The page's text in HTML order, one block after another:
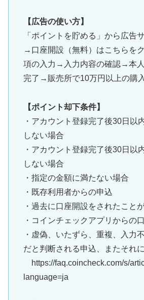
【広告の使い方】
「ポイントを貯める」から広告
→口座開設（無料）はこちらを
項の入力→入力内容の確認→本
完了→販売所で10万円以上の購
【ポイント却下条件】
・アカウント登録完了後30日以
しない場合
・アカウント登録完了後30日以
しない場合
・指定の金額に満たない場合
・既存利用者からの申込
・過去に口座開設をされたこと
・コインチェックアプリからの
・虚偽、いたずら、重複、入力
だと判断される申込、またそれ
https://faq.coincheck.com/s/
language=ja